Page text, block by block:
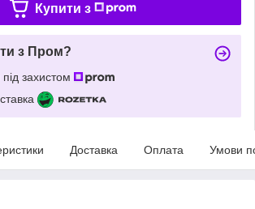
Купити з
з Пром?
захистом
Доставка Оплата Умови